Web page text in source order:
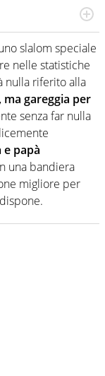
campo, è il
di boxe, di
farà innamorare
slalom speciale
nelle statistiche
nulla riferito alla
ma gareggia per
senza far nulla
e papà
una bandiera
migliore per